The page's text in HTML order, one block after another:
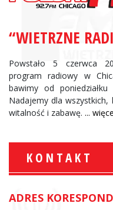
“WIETRZNE
Powstało 5 czerwca
program radiowy w
bawimy od
Nadajemy dla
witalność i zabawę. ...
KONTAKT
ADRES